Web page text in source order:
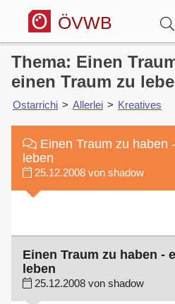
ÖVWB
Anmelden
Wörterbuch
Hitparade
Forum
Blog
Thema: Einen
einen Traum zu
Ostarrichi > Allerlei > Kreatives
Einen Traum zu haben
leben
25.12.2008 von shadow
Einen Traum zu haben -
leben
25.12.2008 von shadow